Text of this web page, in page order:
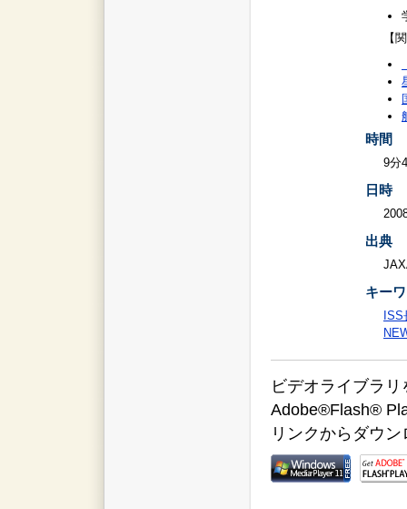
【
時間
9分
日時
出典
キー
ビデオライブラ
Adobe®Flash®
リンクからダウ